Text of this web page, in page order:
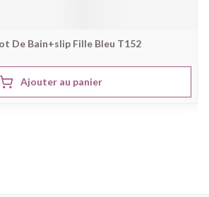
De Bain+slip Fille Bleu T152
Ajouter au panier